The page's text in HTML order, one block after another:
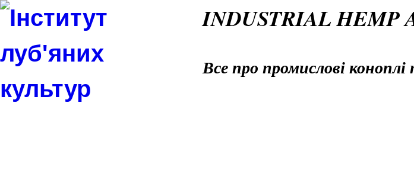
INDUSTRIAL HEMP
Все про промислові